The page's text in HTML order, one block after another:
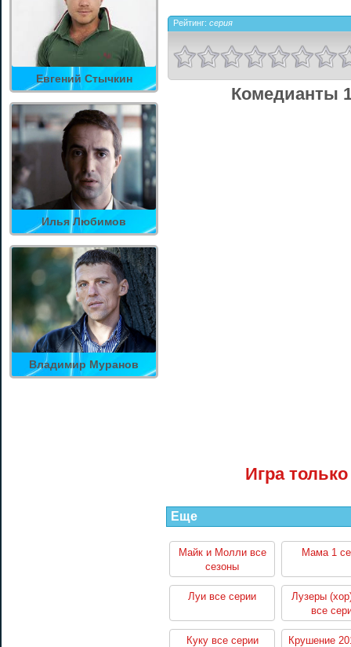
Евгений Стычкин
Илья Любимов
Владимир Муранов
Рейтинг: серия
Комедианты
Игра
Еще
Майк и Молли все
сезоны
Мама 1
Луи все серии
Лузеры
все
Куку все серии
Крушение